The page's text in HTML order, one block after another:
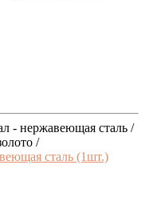
- нержавеющая сталь /
/